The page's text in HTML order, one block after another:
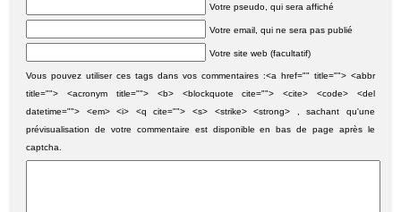
Votre pseudo, qui sera affiché
Votre email, qui ne sera pas publié
Votre site web (facultatif)
Vous pouvez utiliser ces tags dans vos commentaires :<a href="" title=""> <abbr
title=""> <acronym title=""> <b> <blockquote cite=""> <cite> <code> <del
datetime=""> <em> <i> <q cite=""> <s> <strike> <strong> , sachant qu'une
prévisualisation de votre commentaire est disponible en bas de page après le
captcha.